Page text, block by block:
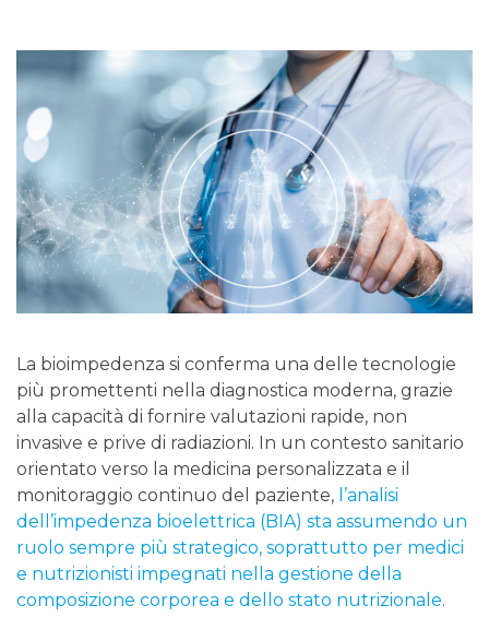
La bioimpedenza si conferma una delle tecnologie
più promettenti nella diagnostica moderna, grazie
alla capacità di fornire valutazioni rapide, non
invasive e prive di radiazioni. In un contesto sanitario
orientato verso la medicina personalizzata e il
monitoraggio continuo del paziente, l’analisi
dell’impedenza bioelettrica (BIA) sta assumendo un
ruolo sempre più strategico, soprattutto per medici
e nutrizionisti impegnati nella gestione della
composizione corporea e dello stato nutrizionale.